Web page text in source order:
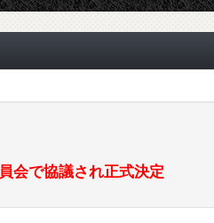
会で協議され正式決定